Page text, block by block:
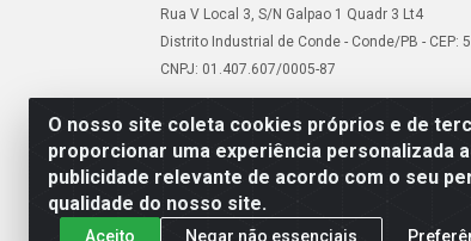
O nosso site coleta cookies próprios e de
proporcionar uma experiência personalizada
publicidade relevante de acordo com o seu
qualidade do nosso site.
Aceito Negar não essenciais
Rua V Local 3, S/N Galpao 1 Quadr 3 Lt4
Distrito Industrial de Conde - Conde/PB - CEP:
CNPJ: 01.407.607/0005-87
Motociclo - Rua